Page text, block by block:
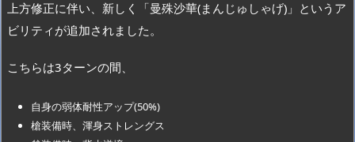
上方修正に伴い、新しく「曼殊沙華(まんじゅしゃげ)」というア
ビリティが追加されました。
こちらは3ターンの間、
自身の弱体耐性アップ(50%)
槍装備時、渾身ストレングス